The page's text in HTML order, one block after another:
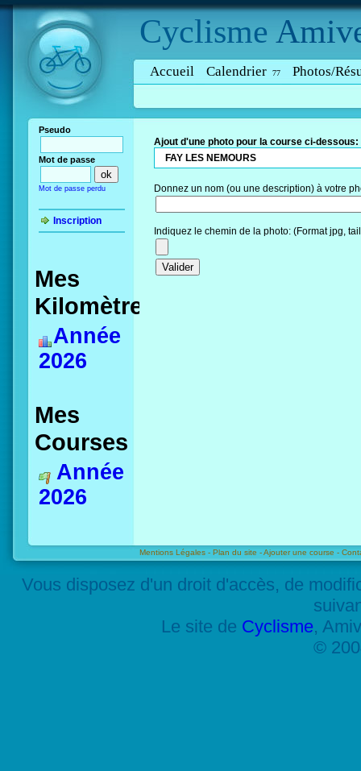
Cyclisme
Accueil Calendrier 77 Photos/
Pseudo
Mot de passe
Mot de passe perdu
Inscription
Mes
Kilomètres
Année
2026
Mes
Courses
Année
2026
Ajout d'une photo pour la course ci-dessous:
FAY LES NEMOURS
Donnez un nom (ou une description) à votre
Indiquez le chemin de la photo: (Format jpg,
Mentions Légales - Plan du site -Ajouter une course -
Vous disposez d'un droit d'accès, de
Le site de Cyclisme,
©